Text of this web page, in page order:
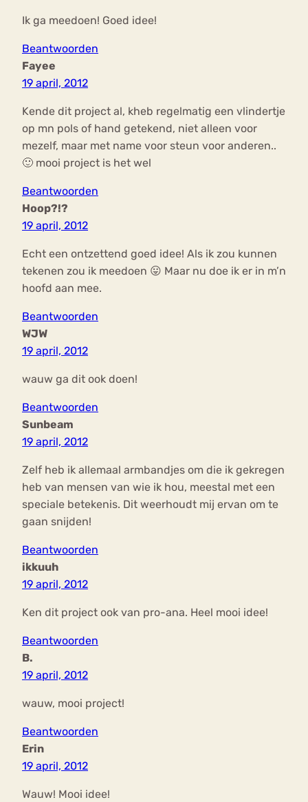
Ik ga meedoen! Goed idee!
Beantwoorden
Fayee
19 april, 2012
Kende dit project al, kheb regelmatig een vlindertje
op mn pols of hand getekend, niet alleen voor
mezelf, maar met name voor steun voor anderen..
🙂 mooi project is het wel
Beantwoorden
Hoop?!?
19 april, 2012
Echt een ontzettend goed idee! Als ik zou kunnen
tekenen zou ik meedoen 😛 Maar nu doe ik er in m’n
hoofd aan mee.
Beantwoorden
WJW
19 april, 2012
wauw ga dit ook doen!
Beantwoorden
Sunbeam
19 april, 2012
Zelf heb ik allemaal armbandjes om die ik gekregen
heb van mensen van wie ik hou, meestal met een
speciale betekenis. Dit weerhoudt mij ervan om te
gaan snijden!
Beantwoorden
ikkuuh
19 april, 2012
Ken dit project ook van pro-ana. Heel mooi idee!
Beantwoorden
B.
19 april, 2012
wauw, mooi project!
Beantwoorden
Erin
19 april, 2012
Wauw! Mooi idee!